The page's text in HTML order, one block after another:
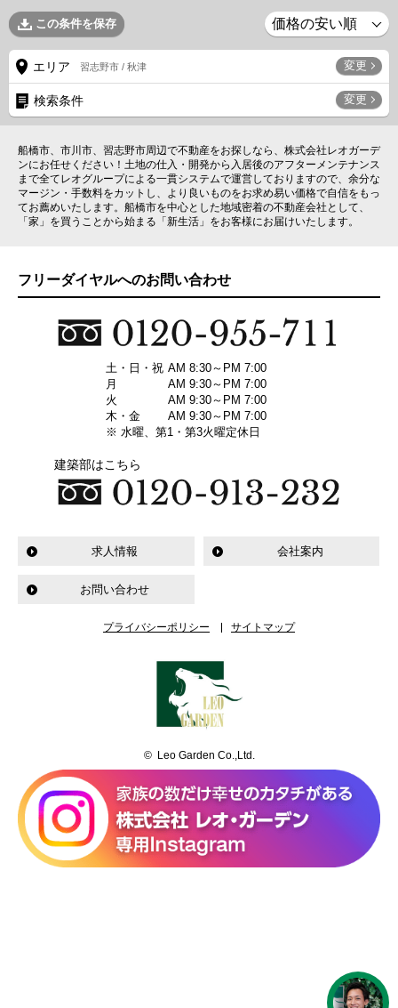
この条件を保存
エリア 習志野市 / 秋津 変更
検索条件 変更
船橋市、市川市、習志野市周辺で不動産をお探しなら、株式会社レオガーデ
ンにお任せください！土地の仕入・開発から入居後のアフターメンテナンス
まで全てレオグループによる一貫システムで運営しておりますので、余分な
マージン・手数料をカットし、より良いものをお求め易い価格で自信をもっ
てお薦めいたします。船橋市を中心とした地域密着の不動産会社として、
「家」を買うことから始まる「新生活」をお客様にお届けいたします。
フリーダイヤルへのお問い合わせ
土・日・祝 AM 8:30～PM 7:00
月
AM 9:30～PM 7:00
火
AM 9:30～PM 7:00
木・金
AM 9:30～PM 7:00
※ 水曜、第1・第3火曜定休日
建築部はこちら
求人情報 会社案内
お問い合わせ
プライバシーポリシー サイトマップ
© Leo Garden Co.,Ltd.